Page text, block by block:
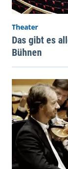
Theater
Das gibt es
Bühnen